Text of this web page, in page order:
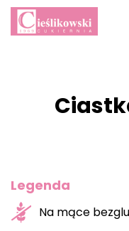
Legenda
Na mące